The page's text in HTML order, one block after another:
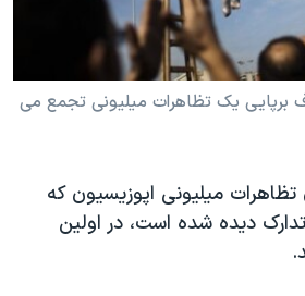
۲۰۲۴
اسرائیل
برپايی يک تظاهرات ميليونی تجمع می
ميليونی اپوزيسيون که
ديده شده است، در اولين